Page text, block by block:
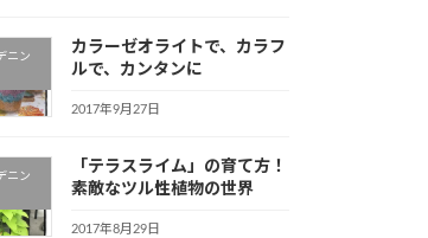
ニン
カラーゼオライトで、カラフ
ルで、カンタンに
2017年9月27日
ニン
「テラスライム」の育て方！
素敵なツル性植物の世界
2017年8月29日